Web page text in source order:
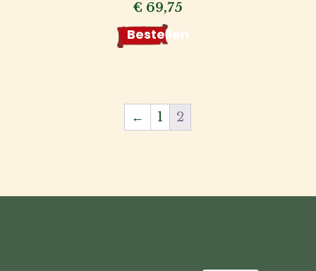
€ 69,75
Bestellen
← 1 2